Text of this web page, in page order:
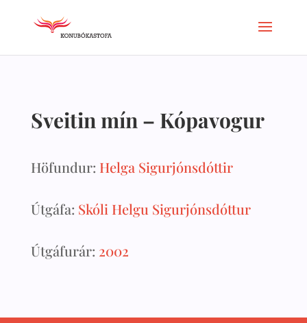
Sveitin mín – Kópavogur
Höfundur: Helga Sigurjónsdóttir
Útgáfa: Skóli Helgu Sigurjónsdóttur
Útgáfurár: 2002